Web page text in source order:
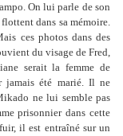
On lui parle de son
dans sa mémoire.
ces photos dans des
du visage de Fred,
serait la femme de
jamais été marié. Il ne
ne lui semble pas
prisonnier dans cette
il est entraîné sur un